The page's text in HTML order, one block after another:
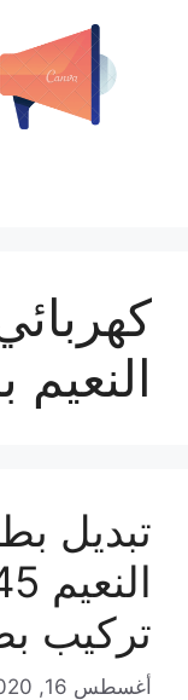
تبديل
تركيب
أغسطس 16, 2020